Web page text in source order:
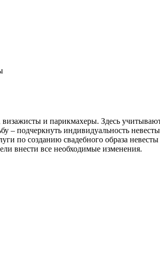
и парикмахеры. Здесь
подчеркнуть индивидуальность
по созданию свадебного образа
внести все необходимые изменения.